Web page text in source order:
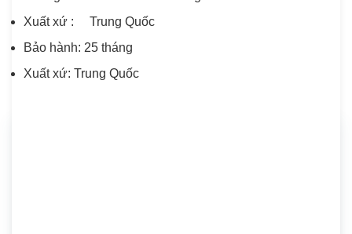
Xuất xứ : Trung Quốc
Bảo hành: 25 tháng
Xuất xứ: Trung Quốc